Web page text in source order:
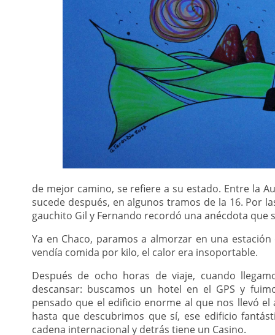
de mejor camino, se refiere a su estado. Entre la
sucede después, en algunos tramos de la 16. Por
gauchito Gil y Fernando recordó una anécdota que
Ya en Chaco, paramos a almorzar en una
vendía comida por kilo, el calor era insoportable.
Después de ocho horas de viaje, cuando
descansar: buscamos un hotel en el GPS y
pensado que el edificio enorme al que nos llevó
hasta que descubrimos que sí, ese edificio
cadena internacional y detrás tiene un Casino.